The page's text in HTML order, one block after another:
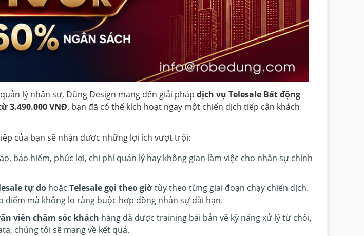
lý nhân sự, Dũng Design mang đến giải pháp dịch vụ Telesale Bất động
3.490.000 VNĐ, bạn đã có thể kích hoạt ngay một chiến dịch tiếp cận khách
của bạn sẽ nhận được những lợi ích vượt trội:
bảo hiểm, phúc lợi, chi phí quản lý hay không gian làm việc cho nhân sự chính
tự do hoặc Telesale gọi theo giờtùy theo từng giai đoạn chạy chiến dịch.
mà không lo ràng buộc hợp đồng nhân sự dài hạn.
viên chăm sóc khách hàng đã được training bài bản về kỹ năng xử lý từ chối,
chúng tôi sẽ mang về kết quả.